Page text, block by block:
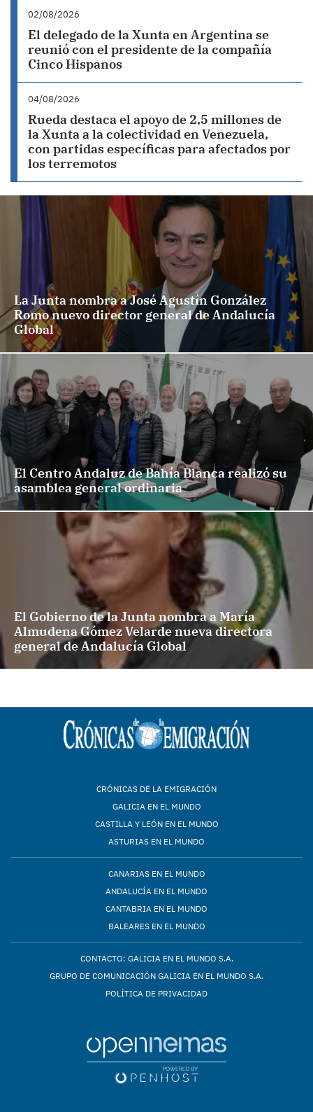
02/08/2026
El delegado de la Xunta en Argentina se
reunió con el presidente de la compañía
Cinco Hispanos
04/08/2026
Rueda destaca el apoyo de 2,5 millones de
la Xunta a la colectividad en Venezuela,
con partidas específicas para afectados por
los terremotos
La Junta nombra a José Agustín González
Romo nuevo director general de Andalucía
Global
El Centro Andaluz de Bahía Blanca realizó su
asamblea general ordinaria
El Gobierno de la Junta nombra a María
Almudena Gómez Velarde nueva directora
general de Andalucía Global
CRÓNICAS DE LA EMIGRACIÓN
GALICIA EN EL MUNDO
CASTILLA Y LEÓN EN EL MUNDO
ASTURIAS EN EL MUNDO
CANARIAS EN EL MUNDO
ANDALUCÍA EN EL MUNDO
CANTABRIA EN EL MUNDO
BALEARES EN EL MUNDO
CONTACTO: GALICIA EN EL MUNDO S.A.
GRUPO DE COMUNICACIÓN GALICIA EN EL MUNDO S.A.
POLÍTICA DE PRIVACIDAD